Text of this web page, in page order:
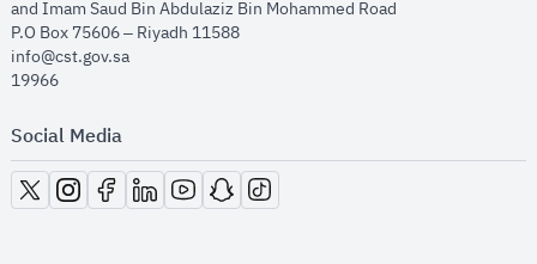
and Imam Saud Bin Abdulaziz Bin Mohammed Road​
P.O Box 75606 – Riyadh 11588
info@cst.gov.sa
19966
Social Media
opens in new window
opens in new window
opens in new window
opens in new window
opens in new window
opens in new window
opens in new window